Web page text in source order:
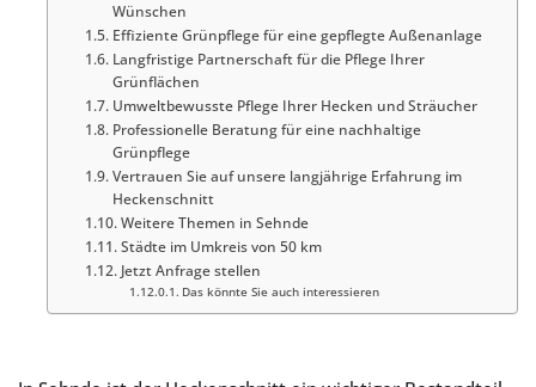
Wünschen
Effiziente Grünpflege für eine gepflegte Außenanlage
Langfristige Partnerschaft für die Pflege Ihrer
Grünflächen
Umweltbewusste Pflege Ihrer Hecken und Sträucher
Professionelle Beratung für eine nachhaltige
Grünpflege
Vertrauen Sie auf unsere langjährige Erfahrung im
Heckenschnitt
Weitere Themen in Sehnde
Städte im Umkreis von 50 km
Jetzt Anfrage stellen
Das könnte Sie auch interessieren